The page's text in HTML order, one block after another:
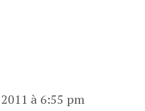
à 6:55 pm